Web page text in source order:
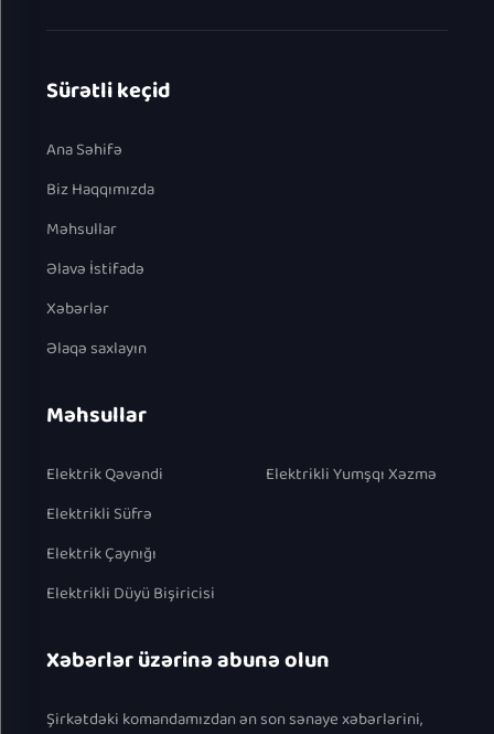
Sürətli keçid
Ana Səhifə
Biz Haqqımızda
Məhsullar
Əlavə İstifadə
Xəbərlər
Əlaqə saxlayın
Məhsullar
Elektrik Qəvəndi
Elektrikli Süfrə
Elektrik Çaynığı
Elektrikli Düyü Bişiricisi
Elektrikli Yumşqı Xəzmə
Xəbərlər üzərinə abunə olun
Şirkətdəki komandamızdan ən son sənaye xəbərlərini,